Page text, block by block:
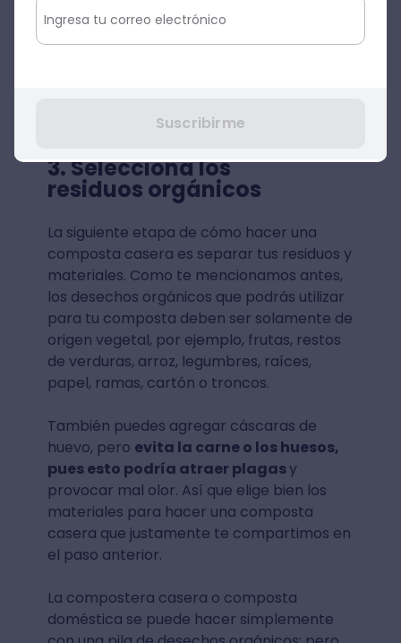
3. Selecciona los
residuos orgánicos
La siguiente etapa de cómo hacer una
composta casera es separar tus residuos y
materiales. Como te mencionamos antes,
los desechos orgánicos que podrás utilizar
para tu composta deben ser solamente de
origen vegetal, por ejemplo, frutas, restos
de verduras, arroz, legumbres, raíces,
papel, ramas, cartón o troncos.
También puedes agregar cáscaras de
huevo, pero evita la carne o los huesos,
pues esto podría atraer plagasy
provocar mal olor. Así que elige bien los
materiales para hacer una composta
casera que justamente te compartimos en
el paso anterior.
La compostera casera o composta
doméstica se puede hacer simplemente
Suscribirme